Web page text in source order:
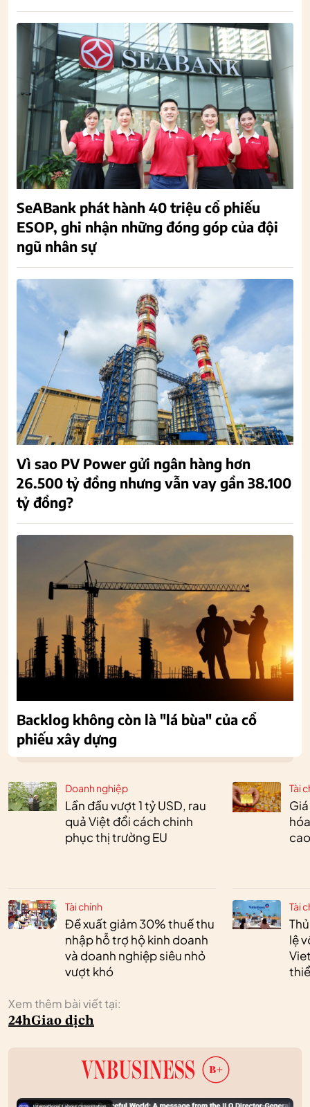
Doanh nghiệp
Lần đầu vượt 1 tỷ USD, rau
quả Việt đổi cách chinh
phục thị trường EU
Tài chính
Đề xuất giảm 30% thuế thu
nhập hỗ trợ hộ kinh doanh
và doanh nghiệp siêu nhỏ
vượt khó
Tài
Tài
lệ
Xem thêm bài viết tại:
24hGiao dịch
SeABank phát hành 40 triệu cổ phiếu
ESOP, ghi nhận những đóng góp của đội
ngũ nhân sự
Vì sao PV Power gửi ngân hàng hơn
26.500 tỷ đồng nhưng vẫn vay gần 38.100
tỷ đồng?
Backlog không còn là "lá bùa" của cổ
phiếu xây dựng